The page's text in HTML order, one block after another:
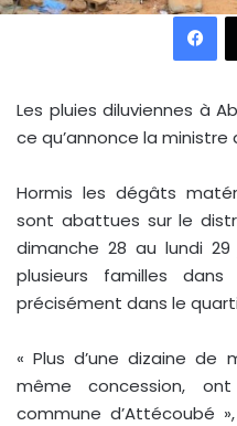
Facebook
Les pluies diluviennes à
ce qu’annonce la ministre
Hormis les dégâts
sont abattues sur le
dimanche 28 au lundi 29
plusieurs familles
précisément dans le
« Plus d’une dizaine de
même concession,
commune d’Attécoubé